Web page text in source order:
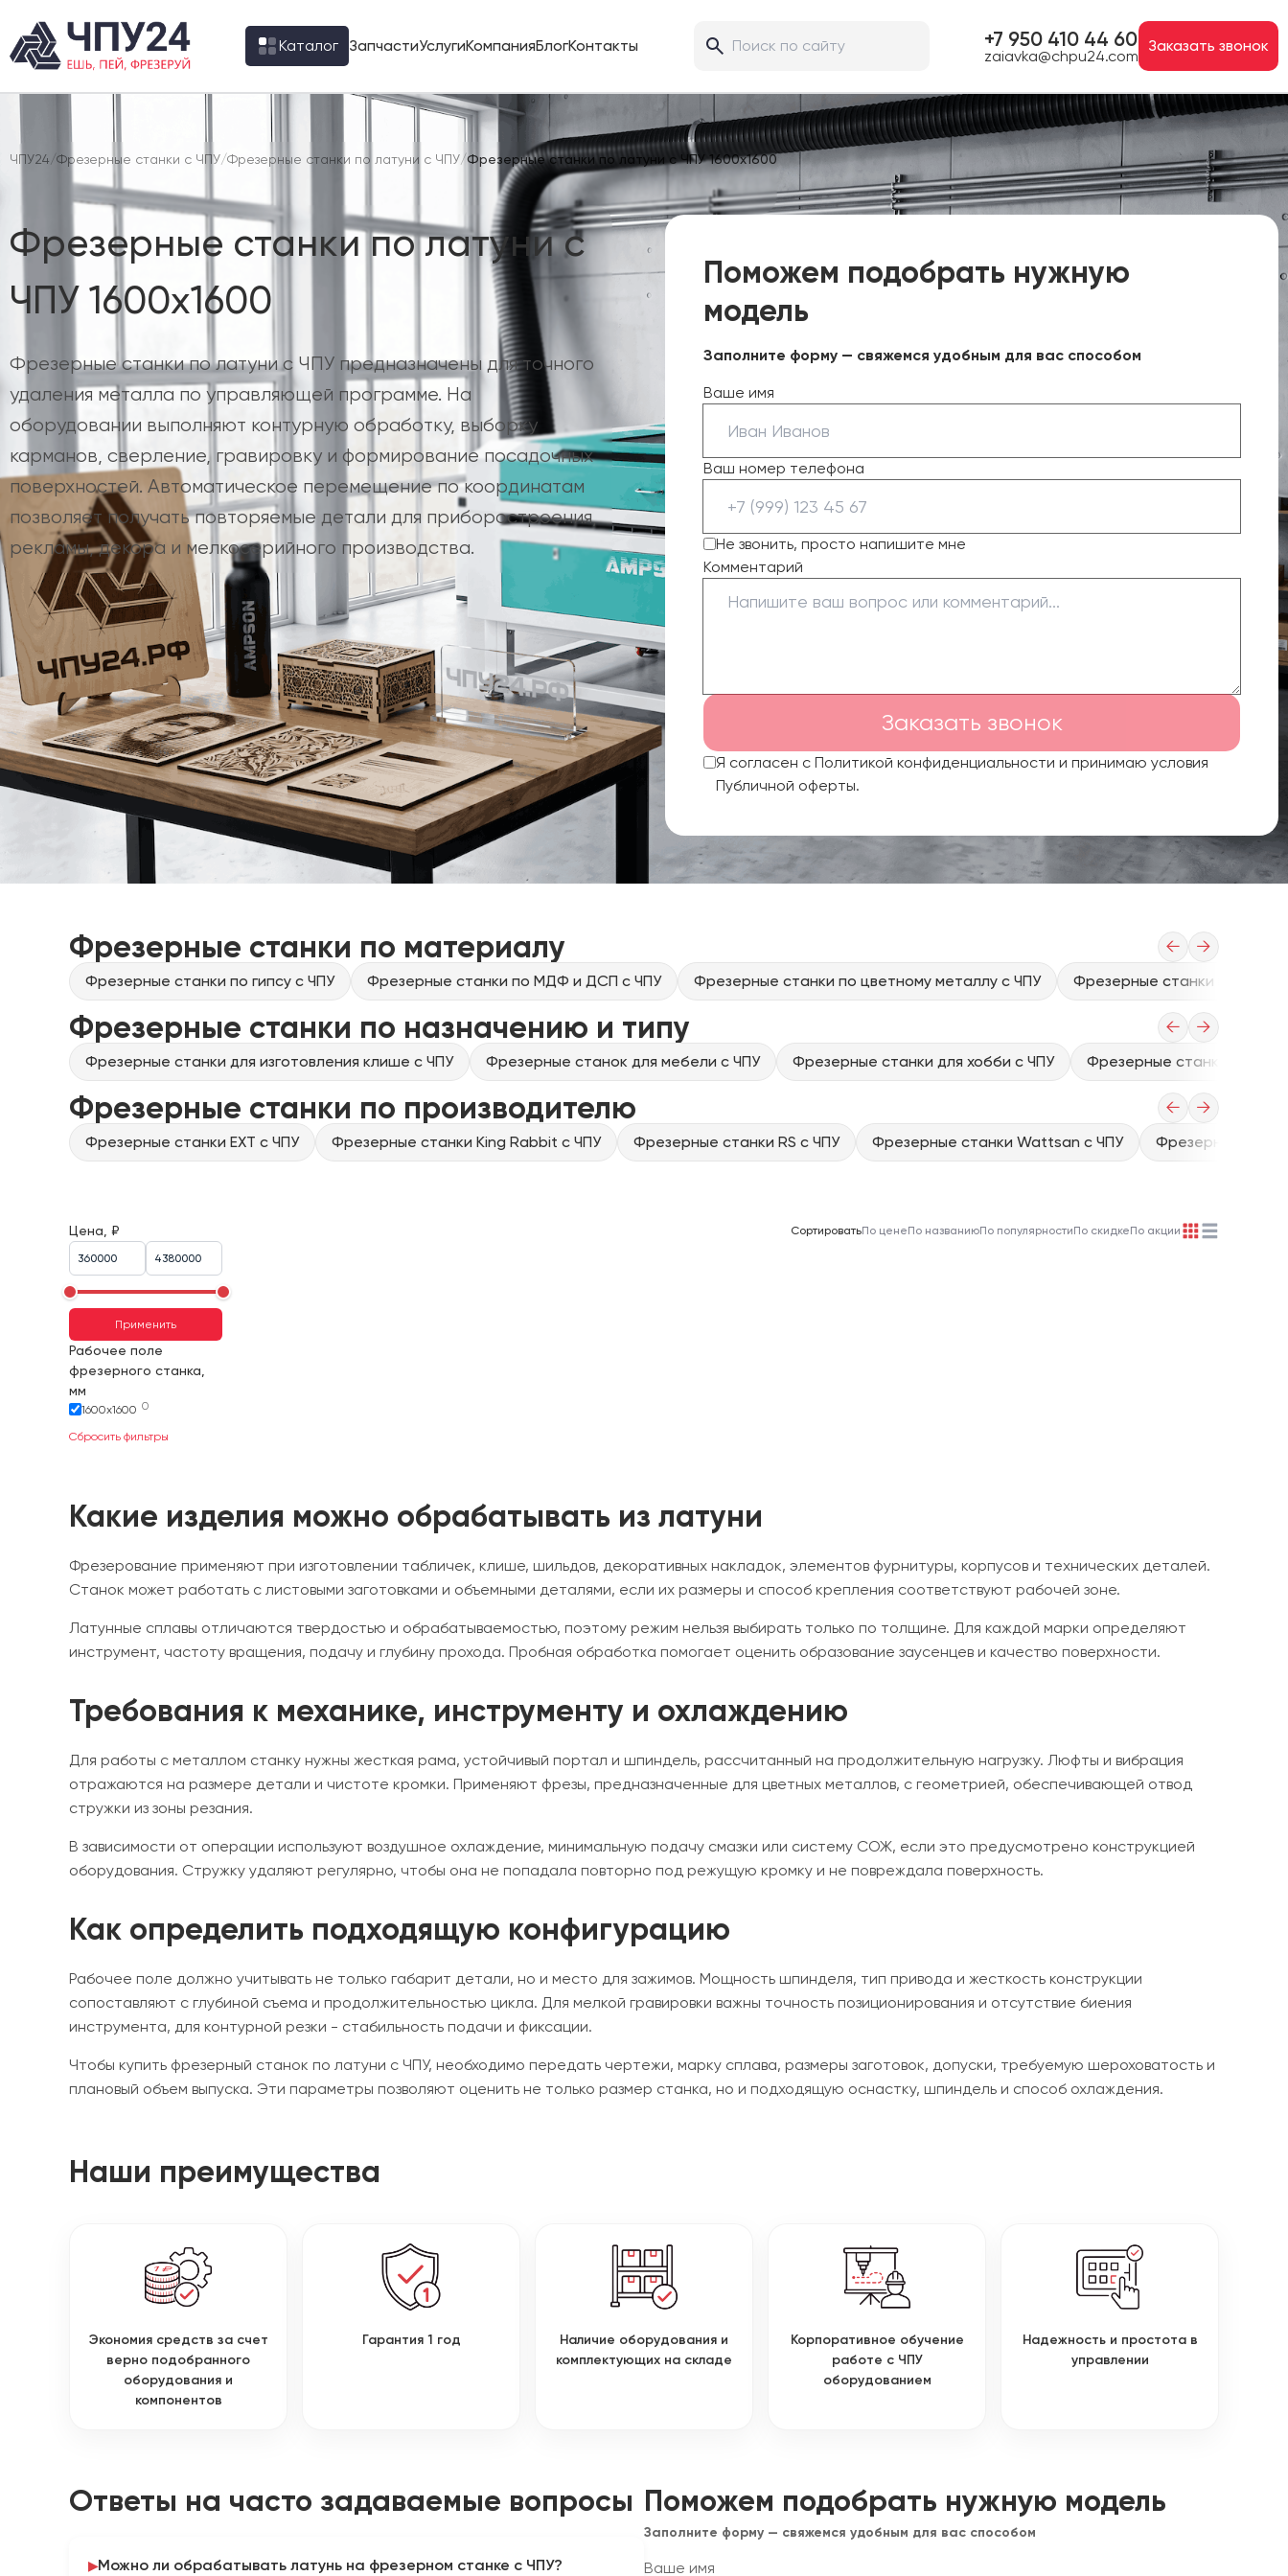
Каталог ЗапчастиУслугиКомпанияБлогКонтакты +7 950 410 44 60
zaiavka@chpu24.com
Заказать звонок
ЧПУ24/Фрезерные станки с ЧПУ/Фрезерные станки по латуни с ЧПУ/Фрезерные станки по латуни с ЧПУ 1600х1600
Фрезерные станки по латуни с
ЧПУ 1600х1600
Фрезерные станки по латуни с ЧПУ предназначены для точного
удаления металла по управляющей программе. На
оборудовании выполняют контурную обработку, выборку
карманов, сверление, гравировку и формирование посадочных
поверхностей. Автоматическое перемещение по координатам
позволяет получать повторяемые детали для приборостроения,
рекламы, декора и мелкосерийного производства.
Поможем подобрать нужную
модель
Заполните форму — свяжемся удобным для вас способом
Ваше имя
Ваш номер телефона
Не звонить, просто напишите мне
Комментарий
Заказать звонок
Я согласен с Политикой конфиденциальности и принимаю условия
Публичной оферты.
Фрезерные станки по материалу ← →
Фрезерные станки по гипсу с ЧПУ Фрезерные станки по МДФ и ДСП с ЧПУ Фрезерные станки по цветному металлу с ЧПУ Фрезерные станки по ПВХ с
Фрезерные станки по назначению и типу ← →
Фрезерные станки для изготовления клише с ЧПУ Фрезерные станок для мебели с ЧПУ Фрезерные станки для хобби с ЧПУ Фрезерные станки 3d с
Фрезерные станки по производителю ← →
Фрезерные станки EXT с ЧПУ Фрезерные станки King Rabbit с ЧПУ Фрезерные станки RS с ЧПУ Фрезерные станки Wattsan с ЧПУ Фрезерные
Цена, ₽
Применить
Рабочее поле
фрезерного станка,
мм
1600х1600 0
Сбросить фильтры
СортироватьПо ценеПо названиюПо популярностиПо скидкеПо акции
Какие изделия можно обрабатывать из латуни
Фрезерование применяют при изготовлении табличек, клише, шильдов, декоративных накладок, элементов фурнитуры, корпусов и технических деталей.
Станок может работать с листовыми заготовками и объемными деталями, если их размеры и способ крепления соответствуют рабочей зоне.
Латунные сплавы отличаются твердостью и обрабатываемостью, поэтому режим нельзя выбирать только по толщине. Для каждой марки определяют
инструмент, частоту вращения, подачу и глубину прохода. Пробная обработка помогает оценить образование заусенцев и качество поверхности.
Требования к механике, инструменту и охлаждению
Для работы с металлом станку нужны жесткая рама, устойчивый портал и шпиндель, рассчитанный на продолжительную нагрузку. Люфты и вибрация
отражаются на размере детали и чистоте кромки. Применяют фрезы, предназначенные для цветных металлов, с геометрией, обеспечивающей отвод
стружки из зоны резания.
В зависимости от операции используют воздушное охлаждение, минимальную подачу смазки или систему СОЖ, если это предусмотрено конструкцией
оборудования. Стружку удаляют регулярно, чтобы она не попадала повторно под режущую кромку и не повреждала поверхность.
Как определить подходящую конфигурацию
Рабочее поле должно учитывать не только габарит детали, но и место для зажимов. Мощность шпинделя, тип привода и жесткость конструкции
сопоставляют с глубиной съема и продолжительностью цикла. Для мелкой гравировки важны точность позиционирования и отсутствие биения
инструмента, для контурной резки - стабильность подачи и фиксации.
Чтобы купить фрезерный станок по латуни с ЧПУ, необходимо передать чертежи, марку сплава, размеры заготовок, допуски, требуемую шероховатость и
плановый объем выпуска. Эти параметры позволяют оценить не только размер станка, но и подходящую оснастку, шпиндель и способ охлаждения.
Наши преимущества
Экономия средств за счет
верно подобранного
оборудования и
компонентов
Гарантия 1 год
Наличие оборудования и
комплектующих на складе
Корпоративное обучение
работе с ЧПУ
оборудованием
Надежность и простота в
управлении
Ответы на часто задаваемые вопросы
Можно ли обрабатывать латунь на фрезерном станке с ЧПУ?
Поможем подобрать нужную модель
Заполните форму — свяжемся удобным для вас способом
Ваше имя